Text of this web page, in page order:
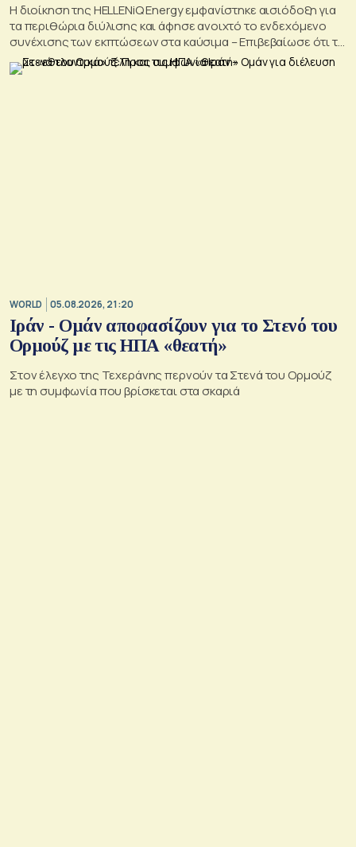
Η διοίκηση της HELLENiQ Energy εμφανίστηκε αισιόδοξη για
τα περιθώρια διύλισης και άφησε ανοιχτό το ενδεχόμενο
συνέχισης των εκπτώσεων στα καύσιμα – Επιβεβαίωσε ότι το
γεωτρύπανο θα μπει το 2027 στο Βόρειο Ιόνιο
WORLD 05.08.2026, 21:20
Ιράν - Ομάν αποφασίζουν για το Στενό του
Ορμούζ με τις ΗΠΑ «θεατή»
Στον έλεγχο της Τεχεράνης περνούν τα Στενά του Ορμούζ
με τη συμφωνία που βρίσκεται στα σκαριά